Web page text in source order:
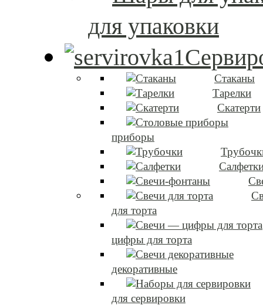
для упаковки
Стаканы
Тарелки
Скатерти
приборы
для торта
цифры для торта
декоративные
для сервировки